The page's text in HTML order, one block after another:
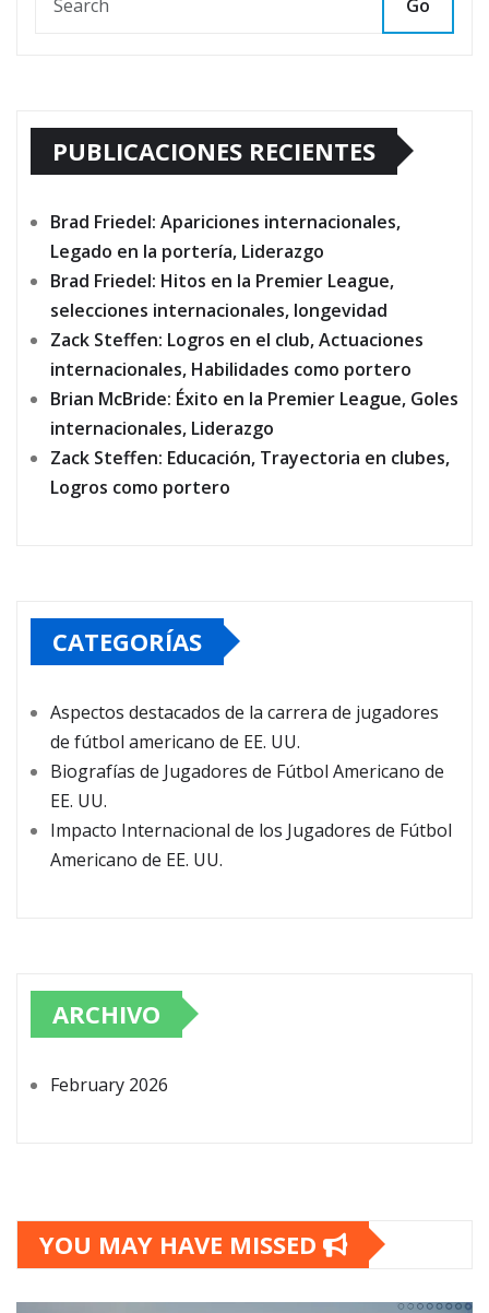
Go
PUBLICACIONES RECIENTES
Brad Friedel: Apariciones internacionales,
Legado en la portería, Liderazgo
Brad Friedel: Hitos en la Premier League,
selecciones internacionales, longevidad
Zack Steffen: Logros en el club, Actuaciones
internacionales, Habilidades como portero
Brian McBride: Éxito en la Premier League, Goles
internacionales, Liderazgo
Zack Steffen: Educación, Trayectoria en clubes,
Logros como portero
CATEGORÍAS
Aspectos destacados de la carrera de jugadores
de fútbol americano de EE. UU.
Biografías de Jugadores de Fútbol Americano de
EE. UU.
Impacto Internacional de los Jugadores de Fútbol
Americano de EE. UU.
ARCHIVO
February 2026
YOU MAY HAVE MISSED